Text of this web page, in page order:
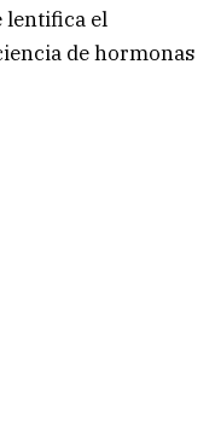
lentifica el
de hormonas